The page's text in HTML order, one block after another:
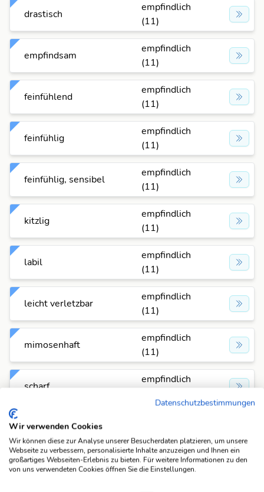
drastisch
empfindlich
(11)
empfindsam
empfindlich
(11)
feinfühlend
empfindlich
(11)
feinfühlig
empfindlich
(11)
feinfühlig, sensibel
empfindlich
(11)
kitzlig
empfindlich
(11)
labil
empfindlich
(11)
leicht verletzbar
empfindlich
(11)
mimosenhaft
empfindlich
(11)
scharf
empfindlich
schwerwiegend
(11)
sensibel
empfindlich
(11)
Datenschutzbestimmungen
Wir verwenden Cookies
Wir können diese zur Analyse unserer Besucherdaten platzieren, um unsere
Webseite zu verbessern, personalisierte Inhalte anzuzeigen und Ihnen ein
großartiges Webseiten-Erlebnis zu bieten. Für weitere Informationen zu den
von uns verwendeten Cookies öffnen Sie die Einstellungen.